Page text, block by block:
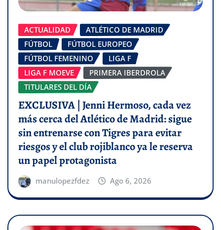
ACTUALIDAD
ATLÉTICO DE MADRID
FÚTBOL
FÚTBOL EUROPEO
FÚTBOL FEMENINO
LIGA F
LIGA F MOEVE
PRIMERA IBERDROLA
TITULARES DEL DÍA
EXCLUSIVA | Jenni Hermoso, cada vez
más cerca del Atlético de Madrid: sigue
sin entrenarse con Tigres para evitar
riesgos y el club rojiblanco ya le reserva
un papel protagonista
manulopezfdez Ago 6, 2026